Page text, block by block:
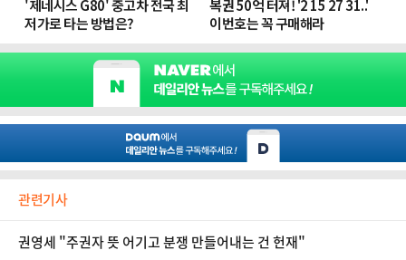
관련기사
권영세 "주권자 뜻 어기고 분쟁 만들어내는 건 헌재"